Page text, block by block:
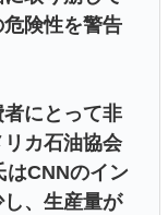
険性を警告
者にとって非
カ石油協会
はCNNのイン
、生産量が